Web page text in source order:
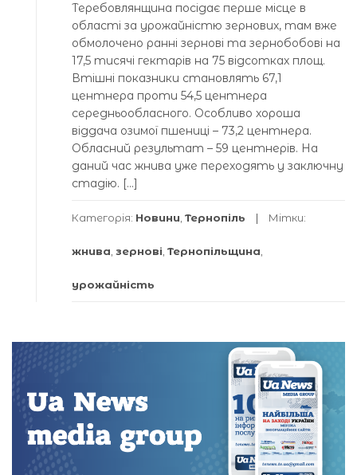
Теребовлянщина посідає перше місце в
області за урожайністю зернових, там вже
обмолочено ранні зернові та зернобобові на
17,5 тисячі гектарів на 75 відсотках площ.
Втішні показники становлять 67,1
центнера проти 54,5 центнера
середньообласного. Особливо хороша
віддача озимої пшениці – 73,2 центнера.
Обласний результат – 59 центнерів. На
даний час жнива уже переходять у заключну
стадію. […]
Категорія: Новини Тернопіль Мітки:
жнива зернові Тернопільщина
урожайність